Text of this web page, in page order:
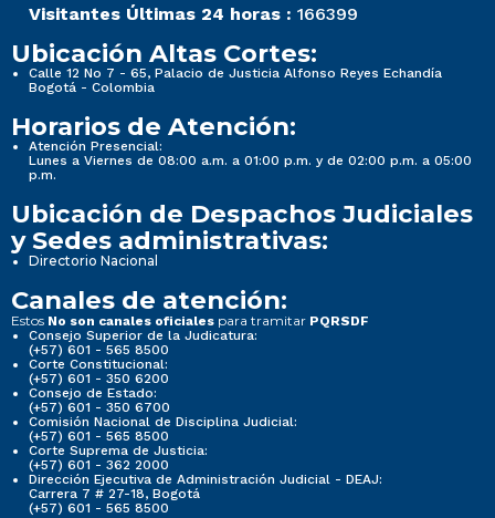
Visitantes Últimas 24 horas : 166399
Ubicación Altas Cortes:
Calle 12 No 7 - 65, Palacio de Justicia Alfonso Reyes Echandía
Bogotá - Colombia
Horarios de Atención:
Atención Presencial:
Lunes a Viernes de 08:00 a.m. a 01:00 p.m. y de 02:00 p.m. a 05:00
p.m.
Ubicación de Despachos Judiciales
y Sedes administrativas:
Directorio Nacional
Canales de atención:
Estos No son canales oficiales para tramitar PQRSDF
Consejo Superior de la Judicatura:
(+57) 601 - 565 8500
Corte Constitucional:
(+57) 601 - 350 6200
Consejo de Estado:
(+57) 601 - 350 6700
Comisión Nacional de Disciplina Judicial:
(+57) 601 - 565 8500
Corte Suprema de Justicia:
(+57) 601 - 362 2000
Dirección Ejecutiva de Administración Judicial - DEAJ:
Carrera 7 # 27-18, Bogotá
(+57) 601 - 565 8500